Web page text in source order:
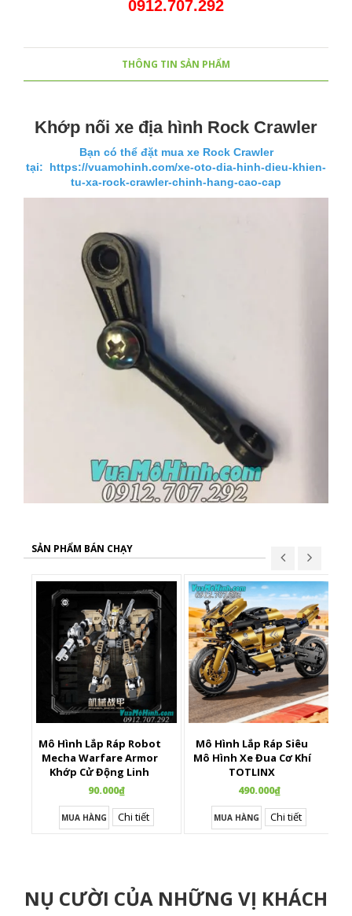
0912.707.292
THÔNG TIN SẢN PHẨM
Khớp nối xe địa hình Rock Crawler
Bạn có thể đặt mua xe Rock Crawler
tại: https://vuamohinh.com/xe-oto-dia-hinh-dieu-khien-
tu-xa-rock-crawler-chinh-hang-cao-cap
SẢN PHẨM BÁN CHẠY
Mô Hình Lắp Ráp Robot
Mecha Warfare Armor
Khớp Cử Động Linh
Hoạt
90.000₫
MUA HÀNG Chi tiết
Mô Hình Lắp Ráp Siêu
Mô Hình Xe Đua Cơ Khí
TOTLINX
490.000₫
MUA HÀNG Chi tiết
NỤ CƯỜI CỦA NHỮNG VỊ KHÁCH